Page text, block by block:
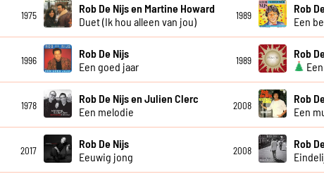
1975
Rob De Nijs en Martine Howard
Duet (Ik hou alleen van jou)
1989
Rob
Een
1996
Rob De Nijs
Een goed jaar
1989
Rob
1978
Rob De Nijs en Julien Clerc
Een melodie
2008
Rob
Een
2017
Rob De Nijs
Eeuwig jong
2008
Rob